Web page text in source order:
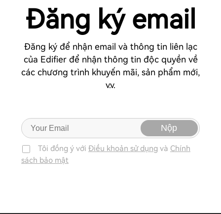
Đăng ký email
Đăng ký để nhận email và thông tin liên lạc
của Edifier để nhận thông tin độc quyền về
các chương trình khuyến mãi, sản phẩm mới,
v.v.
Nộp
Tôi đồng ý với Điều khoản sử dụng và Chính
sách bảo mật